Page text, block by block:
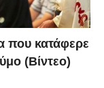
που κατάφερε
(Βίντεο)